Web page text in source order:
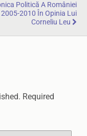
Politică A României
2010 În Opinia Lui
Corneliu Leu
Required